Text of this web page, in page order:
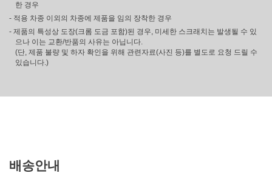
한 경우
- 적용 차종 이외의 차종에 제품을 임의 장착한 경우
- 제품의 특성상 도장(크롬 도금 포함)된 경우, 미세한 스크래치는 발생될 수 있
으나 이는 교환/반품의 사유는 아닙니다.
(단, 제품 불량 및 하자 확인을 위해 관련자료(사진 등)를 별도로 요청 드릴 수
있습니다.)
배송안내